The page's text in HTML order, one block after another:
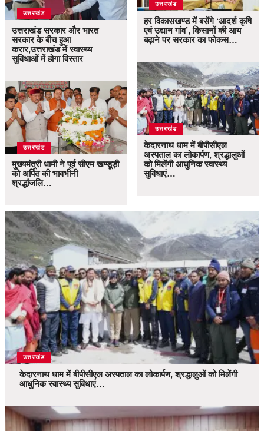
उत्तराखंड
उत्तराखंड सरकार और भारत
सरकार के बीच हुआ
करार,उत्तराखंड में स्वास्थ्य
सुविधाओं में होगा विस्तार
उत्तराखंड
मुख्यमंत्री धामी ने पूर्व सीएम खण्डूड़ी
को अर्पित की भावभीनी
श्रद्धांजलि…
उत्तराखंड
हर विकासखण्ड में बसेंगे ‘आदर्श कृषि
एवं उद्यान गांव’, किसानों की आय
बढ़ाने पर सरकार का फोकस…
उत्तराखंड
केदारनाथ धाम में बीपीसीएल
अस्पताल का लोकार्पण, श्रद्धालुओं
को मिलेंगी आधुनिक स्वास्थ्य
सुविधाएं…
उत्तराखंड
केदारनाथ धाम में बीपीसीएल अस्पताल का लोकार्पण, श्रद्धालुओं को मिलेंगी
आधुनिक स्वास्थ्य सुविधाएं…